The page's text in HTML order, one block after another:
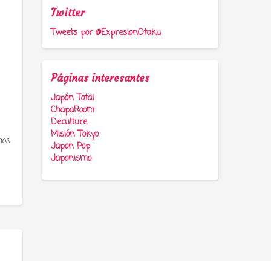
Twitter
Tweets por @ExpresionOtaku
Páginas interesantes
Japón Total
ChapaRoom
Deculture
Misión Tokyo
Japon Pop
Japonismo